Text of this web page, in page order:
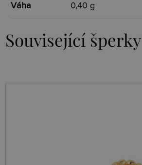
Váha 0,40 g
Související šperky